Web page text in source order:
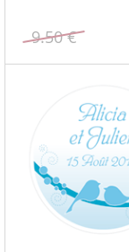
9.50 €